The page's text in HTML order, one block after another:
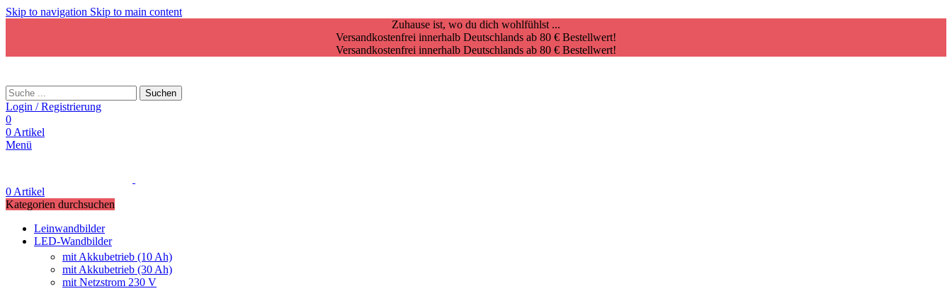
Skip to navigation Skip to main content
Zuhause ist, wo du dich wohlfühlst ...
Versandkostenfrei innerhalb Deutschlands ab 80 € Bestellwert!
Versandkostenfrei innerhalb Deutschlands ab 80 € Bestellwert!
Suchen
Login / Registrierung
0
0 Artikel
Menü
0 Artikel
Kategorien durchsuchen
Leinwandbilder
LED-Wandbilder
mit Akkubetrieb (10 Ah)
mit Akkubetrieb (30 Ah)
mit Netzstrom 230 V